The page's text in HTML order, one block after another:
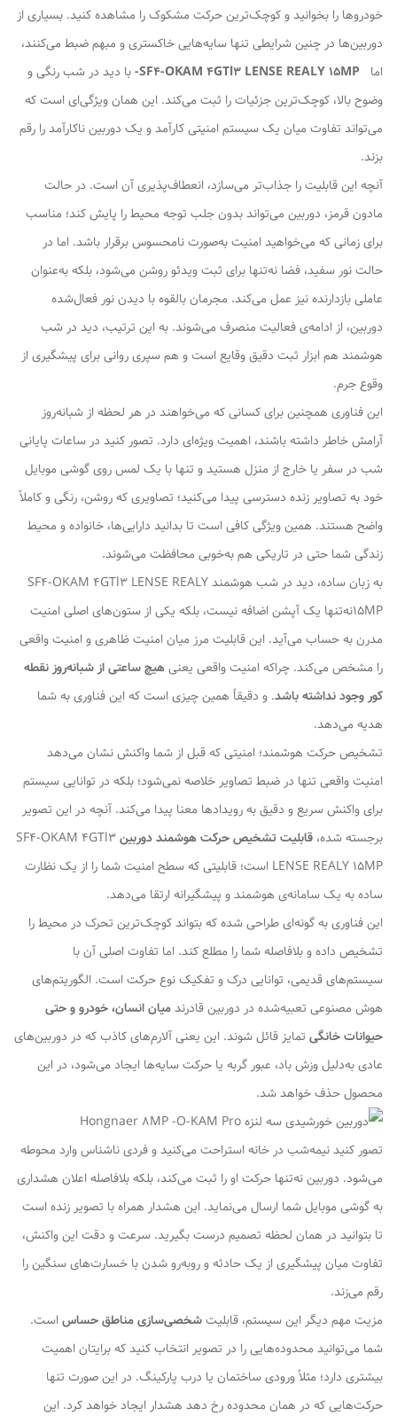
خودروها را بخوانید و کوچک‌ترین حرکت مشکوک را مشاهده کنید. بسیاری از
دوربین‌ها در چنین شرایطی تنها سایه‌هایی خاکستری و مبهم ضبط می‌کنند،
اما
SF4-OKAM 4GTl3 LENSE REALY 15MP- با دید در شب رنگی و
وضوح بالا، کوچک‌ترین جزئیات را ثبت می‌کند. این همان ویژگی‌ای است که
می‌تواند تفاوت میان یک سیستم امنیتی کارآمد و یک دوربین ناکارآمد را رقم
بزند.
آنچه این قابلیت را جذاب‌تر می‌سازد، انعطاف‌پذیری آن است. در حالت
مادون قرمز، دوربین می‌تواند بدون جلب توجه محیط را پایش کند؛ مناسب
برای زمانی که می‌خواهید امنیت به‌صورت نامحسوس برقرار باشد. اما در
حالت نور سفید، فضا نه‌تنها برای ثبت ویدئو روشن می‌شود، بلکه به‌عنوان
عاملی بازدارنده نیز عمل می‌کند. مجرمان بالقوه با دیدن نور فعال‌شده
دوربین، از ادامه‌ی فعالیت منصرف می‌شوند. به این ترتیب، دید در شب
هوشمند هم ابزار ثبت دقیق وقایع است و هم سپری روانی برای پیشگیری از
وقوع جرم.
این فناوری همچنین برای کسانی که می‌خواهند در هر لحظه از شبانه‌روز
آرامش خاطر داشته باشند، اهمیت ویژه‌ای دارد. تصور کنید در ساعات پایانی
شب در سفر یا خارج از منزل هستید و تنها با یک لمس روی گوشی موبایل
خود به تصاویر زنده دسترسی پیدا می‌کنید؛ تصاویری که روشن، رنگی و کاملاً
واضح هستند. همین ویژگی کافی است تا بدانید دارایی‌ها، خانواده و محیط
زندگی شما حتی در تاریکی هم به‌خوبی محافظت می‌شوند.
به زبان ساده، دید در شب هوشمند SF4-OKAM 4GTl3 LENSE REALY
15MPنه‌تنها یک آپشن اضافه نیست، بلکه یکی از ستون‌های اصلی امنیت
مدرن به حساب می‌آید. این قابلیت مرز میان امنیت ظاهری و امنیت واقعی
را مشخص می‌کند. چراکه امنیت واقعی یعنیهیچ ساعتی از شبانه‌روز نقطه
کور وجود نداشته باشد. و دقیقاً همین چیزی است که این فناوری به شما
هدیه می‌دهد.
تشخیص حرکت هوشمند؛ امنیتی که قبل از شما واکنش نشان می‌دهد
امنیت واقعی تنها در ضبط تصاویر خلاصه نمی‌شود؛ بلکه در توانایی سیستم
برای واکنش سریع و دقیق به رویدادها معنا پیدا می‌کند. آنچه در این تصویر
برجسته شده، قابلیت تشخیص حرکت هوشمند دوربینSF4-OKAM 4GTl3
LENSE REALY 15MP است؛ قابلیتی که سطح امنیت شما را از یک نظارت
ساده به یک سامانه‌ی هوشمند و پیشگیرانه ارتقا می‌دهد.
این فناوری به گونه‌ای طراحی شده که بتواند کوچک‌ترین تحرک در محیط را
تشخیص داده و بلافاصله شما را مطلع کند. اما تفاوت اصلی آن با
سیستم‌های قدیمی، توانایی درک و تفکیک نوع حرکت است. الگوریتم‌های
هوش مصنوعی تعبیه‌شده در دوربین قادرندمیان انسان، خودرو و حتی
حیوانات خانگی تمایز قائل شوند. این یعنی آلارم‌های کاذب که در دوربین‌های
عادی به‌دلیل وزش باد، عبور گربه یا حرکت سایه‌ها ایجاد می‌شود، در این
محصول حذف خواهد شد.
تصور کنید نیمه‌شب در خانه استراحت می‌کنید و فردی ناشناس وارد محوطه
می‌شود. دوربین نه‌تنها حرکت او را ثبت می‌کند، بلکه بلافاصله اعلان هشداری
به گوشی موبایل شما ارسال می‌نماید. این هشدار همراه با تصویر زنده است
تا بتوانید در همان لحظه تصمیم درست بگیرید. سرعت و دقت این واکنش،
تفاوت میان پیشگیری از یک حادثه و روبه‌رو شدن با خسارت‌های سنگین را
رقم می‌زند.
مزیت مهم دیگر این سیستم، قابلیتشخصی‌سازی مناطق حساس است.
شما می‌توانید محدوده‌هایی را در تصویر انتخاب کنید که برایتان اهمیت
بیشتری دارد؛ مثلاً ورودی ساختمان یا درب پارکینگ. در این صورت تنها
حرکت‌هایی که در همان محدوده رخ دهد هشدار ایجاد خواهد کرد. این